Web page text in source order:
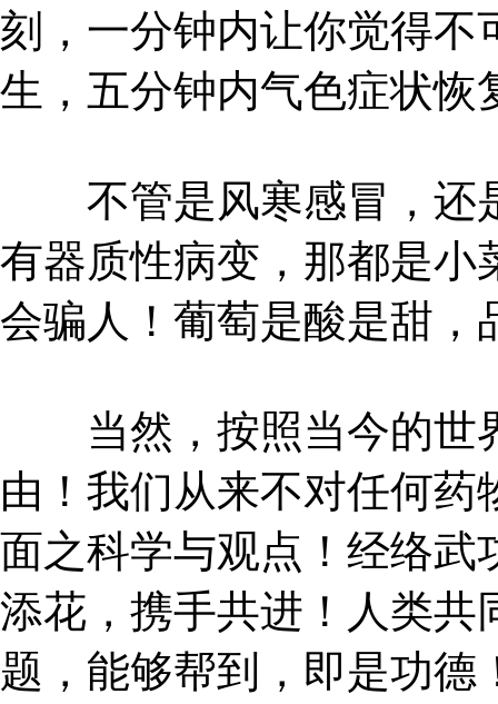
刻，一分钟内让你觉得不
生，五分钟内气色症状恢
不管是风寒感冒，还
有器质性病变，那都是小
会骗人！葡萄是酸是甜，
当然，按照当今的世
由！我们从来不对任何
面之科学与观点！经络武
添花，携手共进！人类共
题，能够帮到，即是功德